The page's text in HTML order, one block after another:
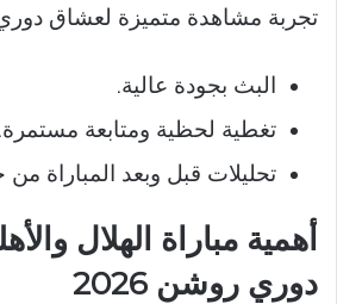
تجربة مشاهدة متميزة لعشاق
البث بجودة عالية.
تغطية لحظية ومتابعة مستمرة.
تحليلات قبل وبعد المباراة من
أهمية مباراة الهلال
دوري روشن 2026